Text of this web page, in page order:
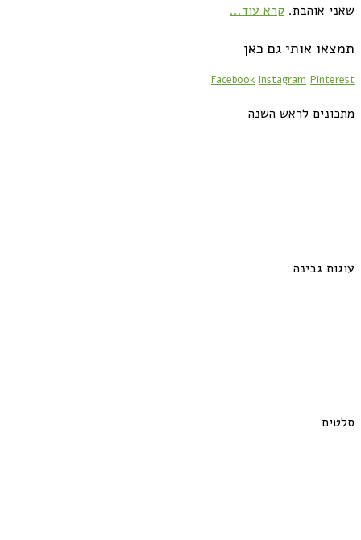
שאני אוהבת. קרא עוד...
תמצאו אותי גם כאן
Facebook Instagram Pinterest
מתכונים לראש השנה
עוגות גבינה
סלטים